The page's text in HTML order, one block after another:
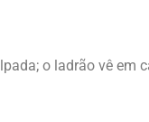
o ladrão vê em